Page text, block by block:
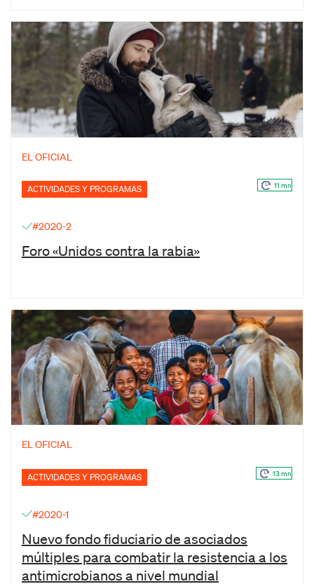
EL OFICIAL
ACTIVIDADES Y PROGRAMAS 11 mn
#2020-2
Foro «Unidos contra la rabia»
EL OFICIAL
ACTIVIDADES Y PROGRAMAS 13 mn
#2020-1
Nuevo fondo fiduciario de asociados
múltiples para combatir la resistencia a los
antimicrobianos a nivel mundial